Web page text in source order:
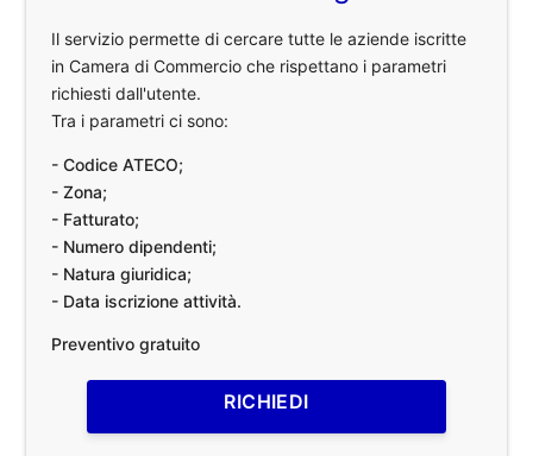
Il servizio permette di cercare tutte le aziende iscritte
in Camera di Commercio che rispettano i parametri
richiesti dall'utente.
Tra i parametri ci sono:
- Codice ATECO;
- Zona;
- Fatturato;
- Numero dipendenti;
- Natura giuridica;
- Data iscrizione attività.
Preventivo gratuito
RICHIEDI